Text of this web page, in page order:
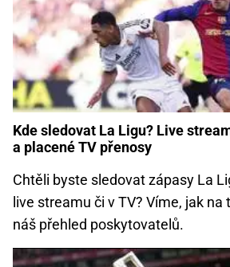
Kde sledovat La Ligu? Live
a placené TV přenosy
Chtěli byste sledovat zápasy La
live streamu či v TV? Víme, jak na
náš přehled poskytovatelů.